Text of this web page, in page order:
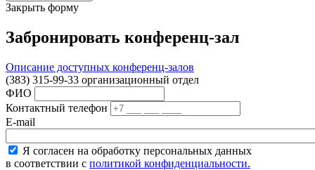
Закрыть форму
Забронировать конференц-зал
Описание доступных конференц-залов
(383) 315-99-33 организационный отдел
ФИО
Контактный телефон
E-mail
Я согласен на обработку персональных данных
в соответствии с политикой конфиденциальности.